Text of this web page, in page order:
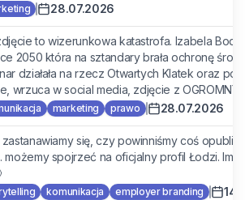
28.07.2026
to wizerunkowa katastrofa. Izabela
2050 która na sztandary brała ochronę
działała na rzecz Otwartych Klatek oraz
wrzuca w social media, zdjęcie z
marketing prawo 28.07.2026
się, czy powinniśmy coś
możemy spojrzeć na oficjalny profil Łodzi. Im
komunikacja employer branding